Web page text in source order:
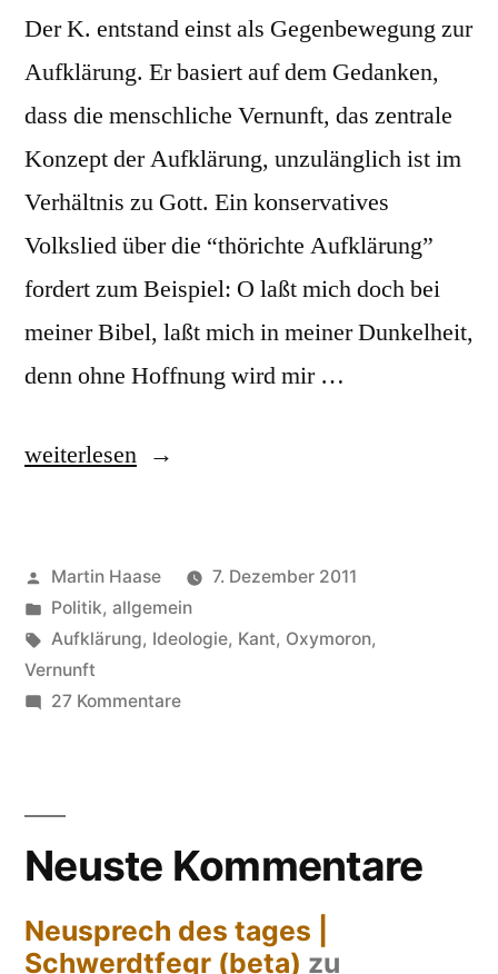
Der K. entstand einst als Gegenbewegung zur
Aufklärung. Er basiert auf dem Gedanken,
dass die menschliche Vernunft, das zentrale
Konzept der Aufklärung, unzulänglich ist im
Verhältnis zu Gott. Ein konservatives
Volkslied über die “thörichte Aufklärung”
fordert zum Beispiel: O laßt mich doch bei
meiner Bibel, laßt mich in meiner Dunkelheit,
denn ohne Hoffnung wird mir …
„Konservativismus,
weiterlesen
Veröffentlicht
von
Martin Haase
7. Dezember 2011
Veröffentlicht
in
Politik, allgemein
Schlagwörter:
Aufklärung, Ideologie, Kant, Oxymoron,
Vernunft
27 Kommentarezu
Neuste Kommentare
Neusprech des tages |
Schwerdtfegr (beta) zu